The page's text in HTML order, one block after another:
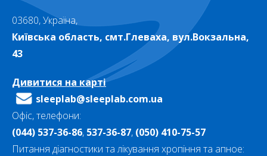
03680, Україна,
Київська область, смт.Глеваха, вул.Вокзальна,
43
Дивитися на карті
sleeplab@sleeplab.com.ua
Офіс, телефони:
(044) 537-36-86, 537-36-87, (050) 410-75-57
Питання діагностики та лікування хропіння та апное: